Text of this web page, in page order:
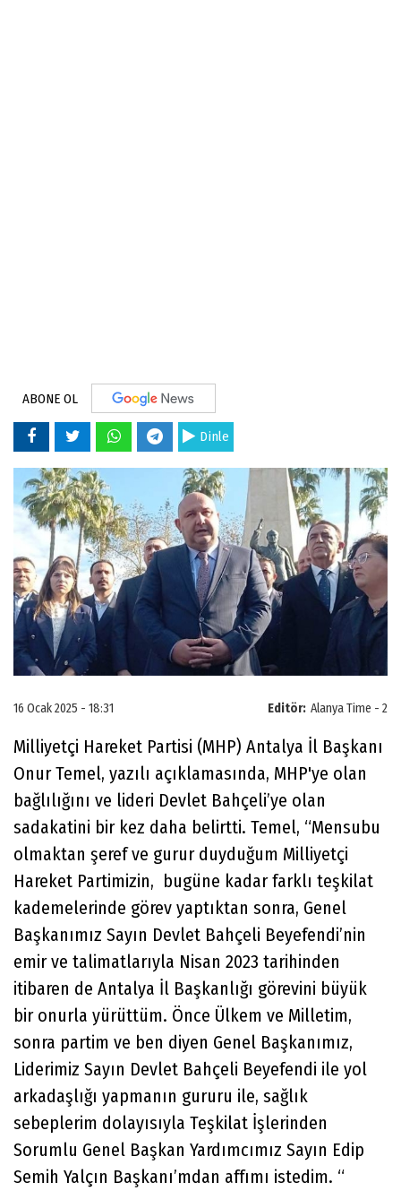
ABONE OL
Dinle
Editör: Alanya Time - 2
16 Ocak 2025 - 18:31
Milliyetçi Hareket Partisi (MHP) Antalya İl Başkanı
Onur Temel, yazılı açıklamasında, MHP'ye olan
bağlılığını ve lideri Devlet Bahçeli’ye olan
sadakatini bir kez daha belirtti. Temel, “Mensubu
olmaktan şeref ve gurur duyduğum Milliyetçi
Hareket Partimizin, bugüne kadar farklı teşkilat
kademelerinde görev yaptıktan sonra, Genel
Başkanımız Sayın Devlet Bahçeli Beyefendi’nin
emir ve talimatlarıyla Nisan 2023 tarihinden
itibaren de Antalya İl Başkanlığı görevini büyük
bir onurla yürüttüm. Önce Ülkem ve Milletim,
sonra partim ve ben diyen Genel Başkanımız,
Liderimiz Sayın Devlet Bahçeli Beyefendi ile yol
arkadaşlığı yapmanın gururu ile, sağlık
sebeplerim dolayısıyla Teşkilat İşlerinden
Sorumlu Genel Başkan Yardımcımız Sayın Edip
Semih Yalçın Başkanı’mdan affımı istedim. “